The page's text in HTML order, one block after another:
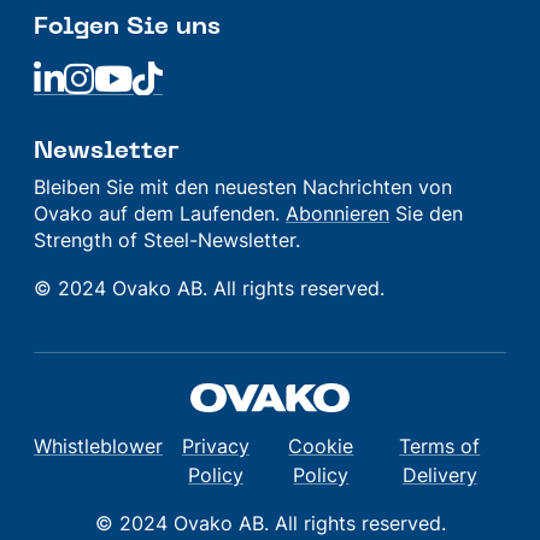
Schweiz
DE-40699 Erkrath
Germany
+49 (0) 172 619 09 20
DE-40672 ERKRATH
Polen
+48 502 190 895
ERFAHRE MEHR
Folgen Sie uns
Linkedin
Linkedin
LinkedinLinkedin
Newsletter
Bleiben Sie mit den neuesten Nachrichten von
Ovako auf dem Laufenden. Abonnieren Sie den
Strength of Steel-Newsletter.
© 2024 Ovako AB. All rights reserved.
Whistleblower
Privacy
Policy
Cookie
Policy
Terms of
Delivery
© 2024 Ovako AB. All rights reserved.